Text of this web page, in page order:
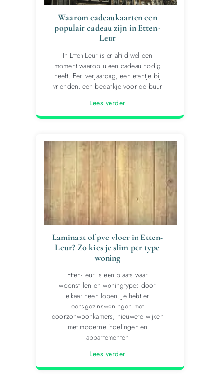
Waarom cadeaukaarten een
populair cadeau zijn in Etten-
Leur
In Etten-Leur is er altijd wel een
moment waarop u een cadeau nodig
heeft. Een verjaardag, een etentje bij
vrienden, een bedankje voor de buur
Lees verder
Laminaat of pvc vloer in Etten-
Leur? Zo kies je slim per type
woning
Etten-Leur is een plaats waar
woonstijlen en woningtypes door
elkaar heen lopen. Je hebt er
eensgezinswoningen met
doorzonwoonkamers, nieuwere wijken
met moderne indelingen en
appartementen
Lees verder